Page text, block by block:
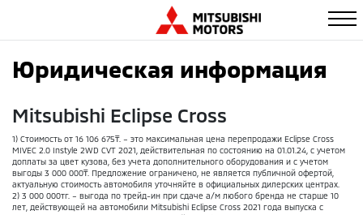
Юридическая информация
Mitsubishi Eclipse Cross
1) Стоимость от 16 106 675₸. – это максимальная цена перепродажи Eclipse Cross
MIVEC 2.0 Instyle 2WD CVT 2021, действительная по состоянию на 01.01.24, с учетом
доплаты за цвет кузова, без учета дополнительного оборудования и с учетом
выгоды 3 000 000₸. Предложение ограничено, не является публичной офертой,
актуальную стоимость автомобиля уточняйте в официальных дилерских центрах.
2) 3 000 000тг. – выгода по трейд-ин при сдаче а/м любого бренда не старше 10
лет, действующей на автомобили Mitsubishi Eclipse Cross 2021 года выпуска с